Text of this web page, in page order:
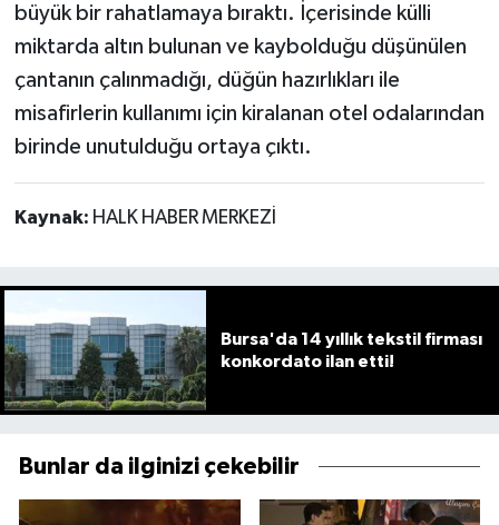
büyük bir rahatlamaya bıraktı. İçerisinde külli
miktarda altın bulunan ve kaybolduğu düşünülen
çantanın çalınmadığı, düğün hazırlıkları ile
misafirlerin kullanımı için kiralanan otel odalarından
birinde unutulduğu ortaya çıktı.
Kaynak: HALK HABER MERKEZİ
Bursa'da 14 yıllık tekstil firması
konkordato ilan etti!
Bunlar da ilginizi çekebilir